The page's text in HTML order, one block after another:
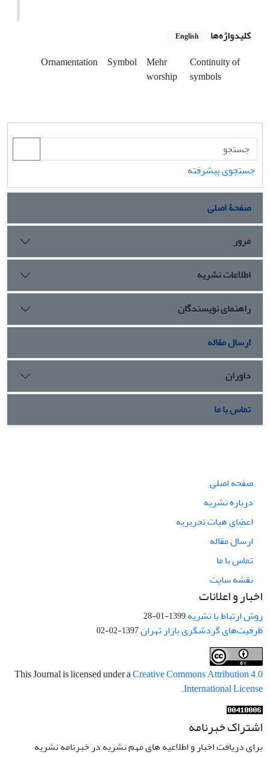
کلیدواژه‌ها English
Ornamentation Symbol Mehr
worship
Continuity of
symbols
جستجوی پیشرفته
صفحۀ اصلی
مرور
اطلاعات نشریه
راهنمای نویسندگان
ارسال مقاله
داوران
تماس با ما
صفحه اصلی
درباره نشریه
اعضای هیات تحریریه
ارسال مقاله
تماس با ما
نقشه سایت
اخبار و اعلانات
روش ارتباط با نشریه1399-01-28
ظرفیت‌های گردشگری بازار تهران1397-02-02
This Journal is licensed under aCreative Commons Attribution 4.0
International License
.
اشتراک خبرنامه
برای دریافت اخبار و اطلاعیه های مهم نشریه در خبرنامه نشریه